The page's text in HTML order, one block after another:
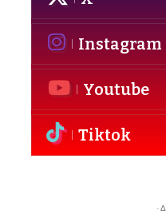
Instagram
Youtube
Tiktok
-